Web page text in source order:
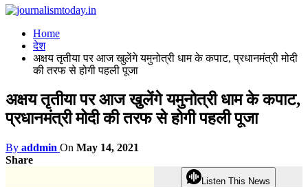
Home
देश
अक्षय तृतीया पर आज खुलेंगे यमुनोत्री धाम के कपाट, प्रधानमंत्री मोदी
की तरफ से होगी पहली पूजा
अक्षय तृतीया पर आज खुलेंगे यमुनोत्री धाम के कपाट,
प्रधानमंत्री मोदी की तरफ से होगी पहली पूजा
By addmin On May 14, 2021
Share
Listen This News